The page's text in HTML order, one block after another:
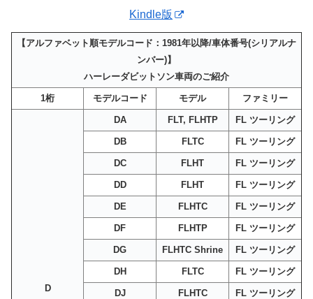
Kindle版
【アルファベット順モデルコード：1981年以降/車体番号(シリアルナ
ンバー)】
ハーレーダビットソン車両のご紹介
1桁 モデルコード モデル ファミリー
D
DA FLT, FLHTP FL ツーリング
DB FLTC FL ツーリング
DC FLHT FL ツーリング
DD FLHT FL ツーリング
DE FLHTC FL ツーリング
DF FLHTP FL ツーリング
DG FLHTC Shrine FL ツーリング
DH FLTC FL ツーリング
DJ FLHTC FL ツーリング